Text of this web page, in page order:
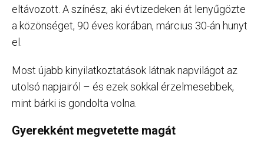
eltávozott. A színész, aki évtizedeken át lenyűgözte
a közönséget, 90 éves korában, március 30-án hunyt
el.
Most újabb kinyilatkoztatások látnak napvilágot az
utolsó napjairól – és ezek sokkal érzelmesebbek,
mint bárki is gondolta volna.
Gyerekként megvetette magát